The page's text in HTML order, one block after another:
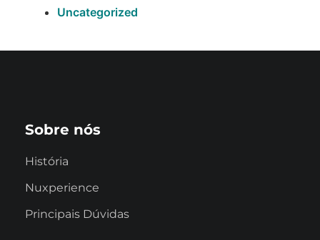
Uncategorized
Sobre nós
História
Nuxperience
Principais Dúvidas